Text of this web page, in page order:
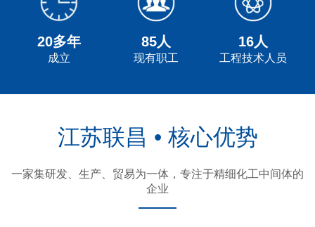
20多年
成立
85人
现有职工
16人
工程技术人员
江苏联昌 • 核心优势
一家集研发、生产、贸易为一体，专注于精细化工中间体的
企业